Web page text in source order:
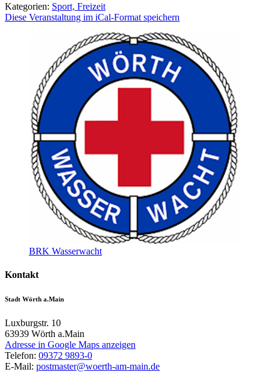
Kategorien: Sport, Freizeit
Diese Veranstaltung im iCal-Format speichern
BRK Wasserwacht
Kontakt
Stadt Wörth a.Main
Luxburgstr. 10
63939 Wörth a.Main
Adresse in Google Maps anzeigen
Telefon: 09372 9893-0
E-Mail: postmaster@woerth-am-main.de